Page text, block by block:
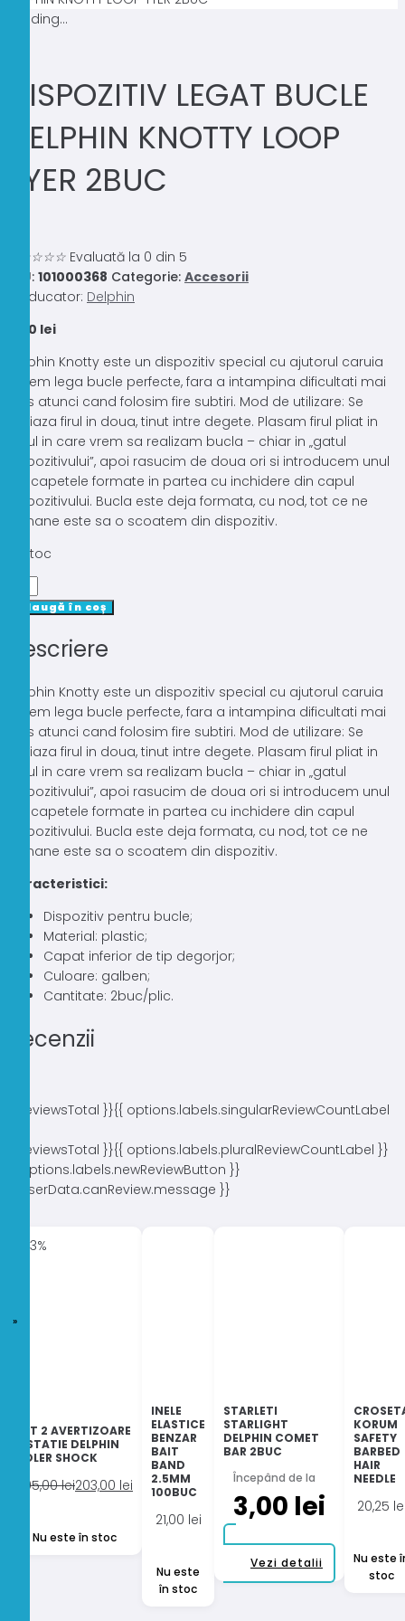
Loading...
DISPOZITIV LEGAT BUCLE
DELPHIN KNOTTY LOOP
TYER 2BUC
☆☆☆☆ Evaluată la 0 din 5
SKU: 101000368 Categorie: Accesorii
Producator: Delphin
8,00 lei
Delphin Knotty este un dispozitiv special cu ajutorul caruia
putem lega bucle perfecte, fara a intampina dificultati mai
ales atunci cand folosim fire subtiri. Mod de utilizare: Se
aliniaza firul in doua, tinut intre degete. Plasam firul pliat in
locul in care vrem sa realizam bucla – chiar in „gatul
dispozitivului”, apoi rasucim de doua ori si introducem unul
din capetele formate in partea cu inchidere din capul
dispozitivului. Bucla este deja formata, cu nod, tot ce ne
ramane este sa o scoatem din dispozitiv.
În stoc
DISPOZITIV
BUCLE
KNOTTY
LOOP
TYER
2BUC
Adaugă în coș
Descriere
Delphin Knotty este un dispozitiv special cu ajutorul caruia
putem lega bucle perfecte, fara a intampina dificultati mai
ales atunci cand folosim fire subtiri. Mod de utilizare: Se
aliniaza firul in doua, tinut intre degete. Plasam firul pliat in
locul in care vrem sa realizam bucla – chiar in „gatul
dispozitivului”, apoi rasucim de doua ori si introducem unul
din capetele formate in partea cu inchidere din capul
dispozitivului. Bucla este deja formata, cu nod, tot ce ne
ramane este sa o scoatem din dispozitiv.
Caracteristici:
Dispozitiv pentru bucle;
Material: plastic;
Capat inferior de tip degorjor;
Culoare: galben;
Cantitate: 2buc/plic.
Recenzii
{{ reviewsTotal }}{{ options.labels.singularReviewCountLabel
{{ reviewsTotal }}{{ options.labels.pluralReviewCountLabel }}
{{ options.labels.newReviewButton }}
{{ userData.canReview.message }}
-33%
SET 2 AVERTIZOARE
+ STATIE DELPHIN
ROLER SHOCK
305,00leiPrețul
fost:
203,00 lei
Prețul
203,00 lei.
Nu este în stoc
INELE
ELASTICE
BENZAR
BAIT
BAND
2.5MM
100BUC
21,00 lei
Nu este
în stoc
STARLETI
STARLIGHT
DELPHIN COMET
BAR 2BUC
Începând de la
3,00 lei
Vezi detalii
Acest
produs
KORUM
SAFETY
BARBED
HAIR
NEEDLE
20,25
Nu este
stoc